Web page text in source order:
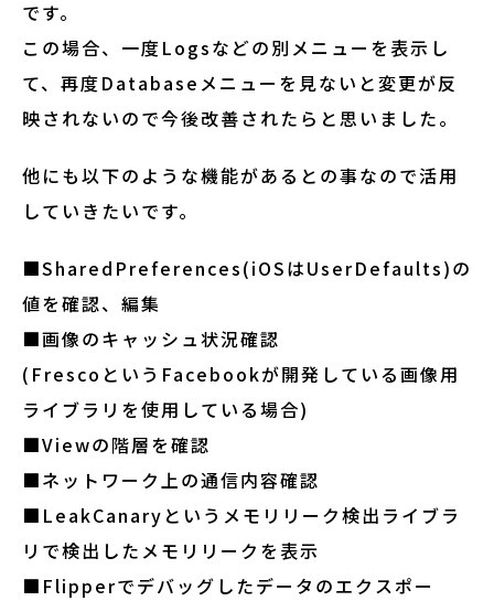
です。
この場合、一度Logsなどの別メニューを表示し
て、再度Databaseメニューを見ないと変更が反
映されないので今後改善されたらと思いました。
他にも以下のような機能があるとの事なので活用
していきたいです。
■SharedPreferences(iOSはUserDefaults)の
値を確認、編集
■画像のキャッシュ状況確認
(FrescoというFacebookが開発している画像用
ライブラリを使用している場合)
■Viewの階層を確認
■ネットワーク上の通信内容確認
■LeakCanaryというメモリリーク検出ライブラ
リで検出したメモリリークを表示
■Flipperでデバッグしたデータのエクスポー